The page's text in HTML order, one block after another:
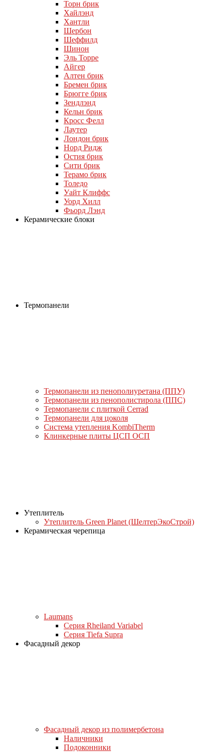
Торн брик
Хайлэнд
Хантли
Шербон
Шеффилд
Шинон
Эль Торре
Айгер
Алтен брик
Бремен брик
Брюгге брик
Зендлэнд
Кельн брик
Кросс Фелл
Лаутер
Лондон брик
Норд Ридж
Остия брик
Сити брик
Терамо брик
Толедо
Уайт Клиффс
Уорд Хилл
Фьорд Лэнд
Керамические блоки
Термопанели
Термопанели из пенополиуретана (ППУ)
Термопанели из пенополистирола (ППС)
Термопанели с плиткой Cerrad
Термопанели для цоколя
Система утепления KombiTherm
Клинкерные плиты ЦСП ОСП
Утеплитель
Утеплитель Green Planet (ШелтерЭкоСтрой)
Керамическая черепица
Laumans
Серия Rheiland Variabel
Серия Tiefa Supra
Фасадный декор
Фасадный декор из полимербетона
Наличники
Подоконники